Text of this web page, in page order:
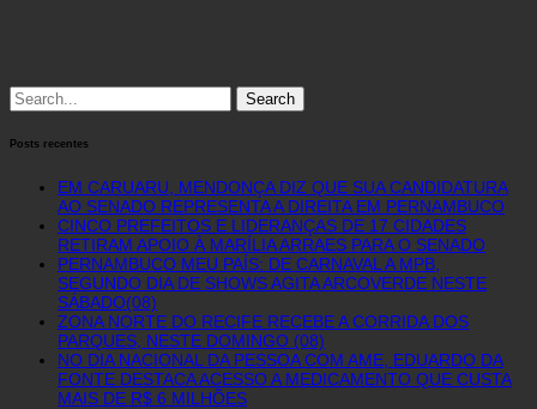
Search
for:
Posts recentes
EM CARUARU, MENDONÇA DIZ QUE SUA CANDIDATURA
AO SENADO REPRESENTA A DIREITA EM PERNAMBUCO
CINCO PREFEITOS E LIDERANÇAS DE 17 CIDADES
RETIRAM APOIO À MARÍLIA ARRAES PARA O SENADO
PERNAMBUCO MEU PAÍS: DE CARNAVAL A MPB,
SEGUNDO DIA DE SHOWS AGITA ARCOVERDE NESTE
SÁBADO(08)
ZONA NORTE DO RECIFE RECEBE A CORRIDA DOS
PARQUES, NESTE DOMINGO (08)
NO DIA NACIONAL DA PESSOA COM AME, EDUARDO DA
FONTE DESTACA ACESSO A MEDICAMENTO QUE CUSTA
MAIS DE R$ 6 MILHÕES